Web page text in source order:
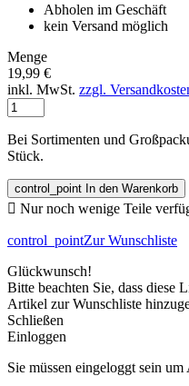
Abholen im Geschäft
kein Versand möglich
Menge
19,99 €
inkl. MwSt. zzgl.
Bei Sortimenten und
Stück.
control_point In den Warenkorb
 Nur noch wenige Teile
control_pointZur Wunschliste
Glückwunsch!
Bitte beachten Sie, dass diese
Artikel zur Wunschliste
Schließen
Einloggen
Sie müssen eingeloggt sein